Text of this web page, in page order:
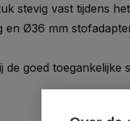
stevig vast tijdens
en Ø36 mm
de goed toegankelijke